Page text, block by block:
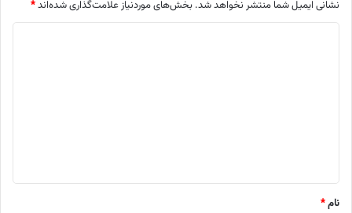
نشانی ایمیل شما منتشر نخواهد شد. بخش‌های موردنیاز علامت‌گذاری شده‌اند*
نام*